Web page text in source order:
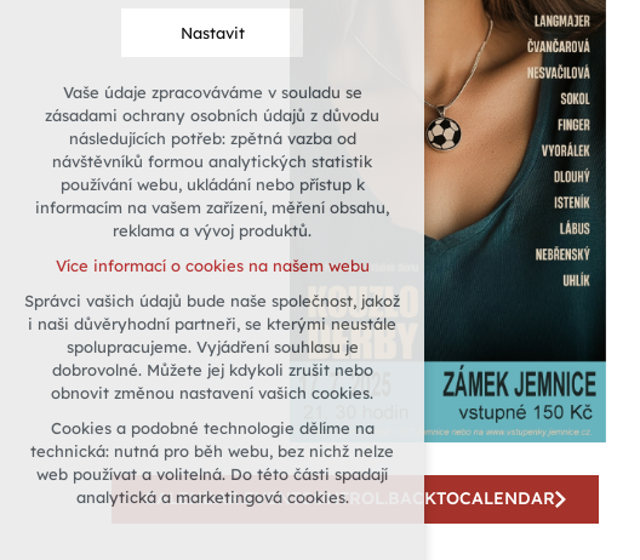
CALENDAR.EVENTCONTROL.BACKTOCALENDAR
Nastavit
Technická cookies
nutná pro provozování webu
udržení kontextu stránek (session):
případná přihlášení, volby jazyka, apod.
Volitelná cookies
vyhodnocení návštěvnosti
marketingová cookies (Google)
Více informací o cookies na našem webu
Odmítnout vše
Vaše údaje zpracováváme v souladu se
zásadami ochrany osobních údajů z důvodu
následujících potřeb: zpětná vazba od
návštěvníků formou analytických statistik
používání webu, ukládání nebo přístup k
informacím na vašem zařízení, měření obsahu,
reklama a vývoj produktů.
Více informací o cookies na našem webu
Správci vašich údajů bude naše společnost, jakož
i naši důvěryhodní partneři, se kterými neustále
spolupracujeme. Vyjádření souhlasu je
dobrovolné. Můžete jej kdykoli zrušit nebo
obnovit změnou nastavení vašich cookies.
Cookies a podobné technologie dělíme na
technická: nutná pro běh webu, bez nichž nelze
web používat a volitelná. Do této části spadají
analytická a marketingová cookies.